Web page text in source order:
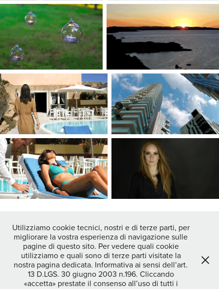
↑ Back to Top
STEFANO OPPO photographer|video maker - DOC CREATIVITY
MILANO SOC COOP - c.f./p.iva 04464170234 COD.SDI - SUBM70N
Utilizziamo cookie tecnici, nostri e di terze parti, per
migliorare la vostra esperienza di navigazione sulle
pagine di questo sito. Per vedere quali cookie
utilizziamo e quali sono di terze parti visitate la
nostra pagina dedicata. Informativa ai sensi dell’art.
13 D.LGS. 30 giugno 2003 n.196. Cliccando
«accetta» prestate il consenso all’uso di tutti i